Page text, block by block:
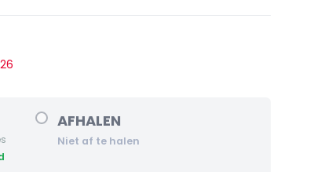
26
AFHALEN
Niet af te halen